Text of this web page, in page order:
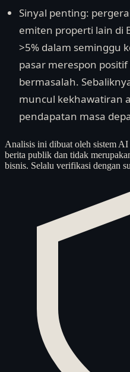
Sinyal penting:
emiten properti lain di
>5% dalam seminggu
pasar merespon
bermasalah.
muncul kekhawatiran
pendapatan masa
Analisis ini dibuat oleh sistem AI
berita publik dan tidak
bisnis. Selalu verifikasi dengan